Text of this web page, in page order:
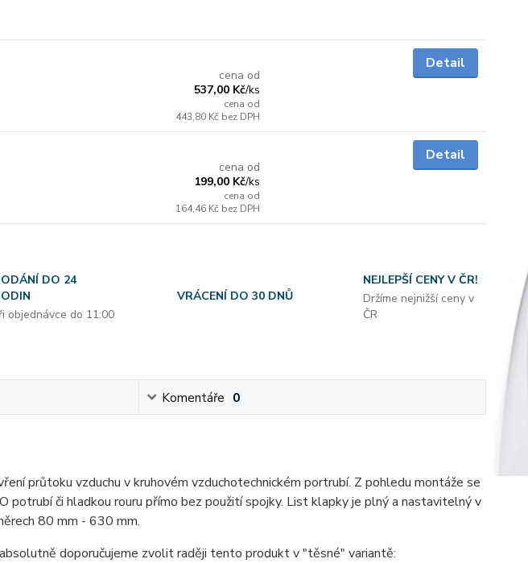
cena od
537,00 Kč/ks
cena od
443,80 Kč bez DPH
Detail
cena od
199,00 Kč/ks
cena od
164,46 Kč bez DPH
Detail
DO 24
objednávce do 11:00
VRÁCENÍ DO 30 DNŮ
NEJLEPŠÍ CENY V ČR!
Držíme nejnižší ceny v
ČR
Komentáře 0
průtoku vzduchu v kruhovém vzduchotechnickém portrubí. Z pohledu montáže se
potrubí či hladkou rouru přímo bez použití spojky. List klapky je plný a nastavitelný v
80 mm - 630 mm.
doporučujeme zvolit raději tento produkt v "těsné" variantě: